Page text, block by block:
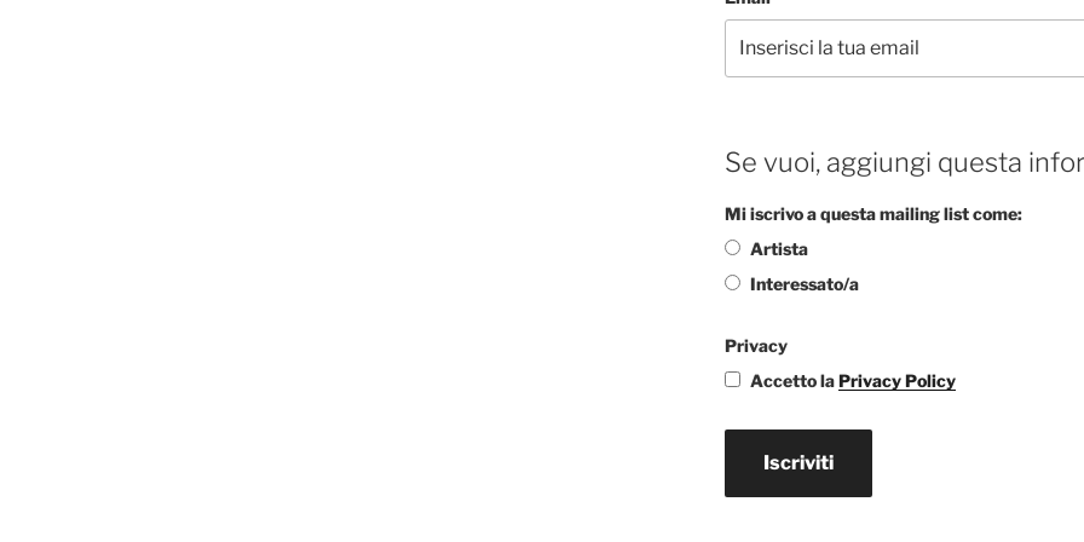
Se vuoi, aggiungi questa
Mi iscrivo a questa mailing list come:
Artista
Interessato/a
Privacy
Accetto laPrivacy Policy
Iscriviti